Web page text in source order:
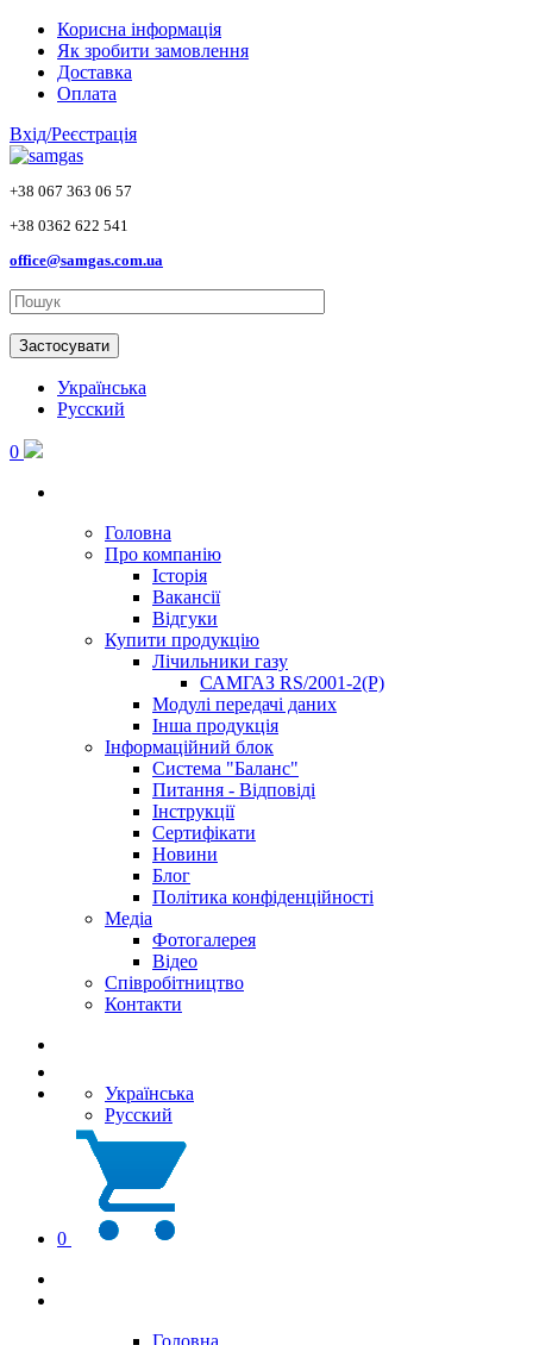
Skip to main content
Корисна інформація
Як зробити замовлення
Доставка
Оплата
Вхід/Реєстрація
+38 067 363 06 57
+38 0362 622 541
office@samgas.com.ua
Застосувати
Українська
Русский
0
Головна
Про компанію
Історія
Вакансії
Відгуки
Купити продукцію
Лічильники газу
САМГАЗ RS/2001-2(Р)
Модулі передачі даних
Інша продукція
Інформаційний блок
Система "Баланс"
Питання - Відповіді
Інструкції
Сертифікати
Новини
Блог
Політика конфіденційності
Медіа
Фотогалерея
Відео
Співробітництво
Контакти
Українська
Русский
0
Головна